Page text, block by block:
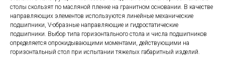
столы скользят по масляной пленке на гранитном основании. В качестве
направляющих элементов используются линейные механические
подшипники, V-образные направляющие и гидростатические
подшипники. Выбор типа горизонтального стола и числа подшипников
определяется опрокидывающими моментами, действующими на
горизонтальный стол при испытании тяжелых габаритный изделий.